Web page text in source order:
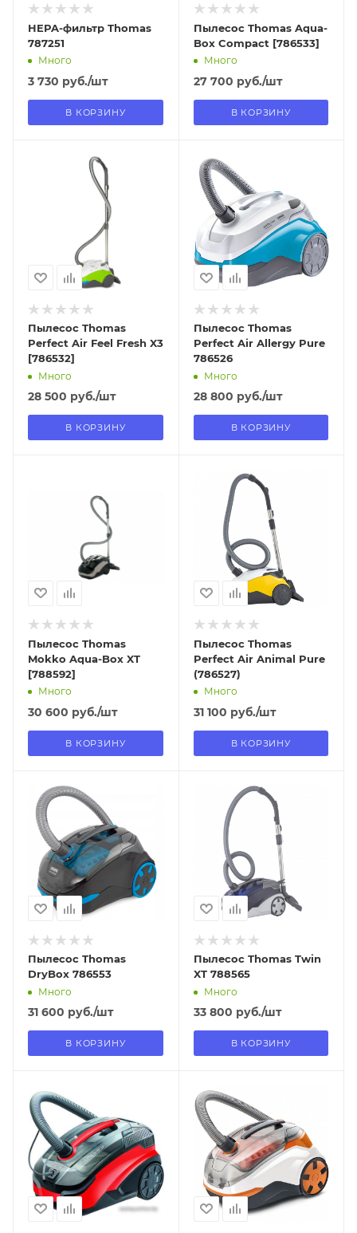
HEPA-фильтр Thomas
787251
Много
3 730 руб./шт
В КОРЗИНУ
Пылесос Thomas Aqua-
Box Compact [786533]
Много
27 700 руб./шт
В КОРЗИНУ
В наличии в пункте
Пылесос Thomas
Perfect Air Feel Fresh X3
[786532]
Много
28 500 руб./шт
В КОРЗИНУ
Отправим
18.08.2026
В наличии в пункте
самовывоза
Нет
Пылесос Thomas
Perfect Air Allergy Pure
786526
Много
28 800 руб./шт
В КОРЗИНУ
В наличии в пункте
Пылесос Thomas
Mokko Aqua-Box XT
[788592]
Много
30 600 руб./шт
В КОРЗИНУ
Отправим
18.08.2026
В наличии в пункте
самовывоза
Пылесос Thomas
Perfect Air Animal Pure
(786527)
Много
31 100 руб./шт
В КОРЗИНУ
Отправим
18.08.2026
В наличии в пункте
самовывоза
Нет
Пылесос Thomas
DryBox 786553
Много
31 600 руб./шт
В КОРЗИНУ
Отправим
18.08.2026
В наличии в пункте
самовывоза
Пылесос Thomas Twin
XT 788565
Много
33 800 руб./шт
В КОРЗИНУ
Отправим
18.08.2026
В наличии в пункте
самовывоза
Нет
Отправим
18.08.2026
В наличии в пункте
самовывоза
Нет